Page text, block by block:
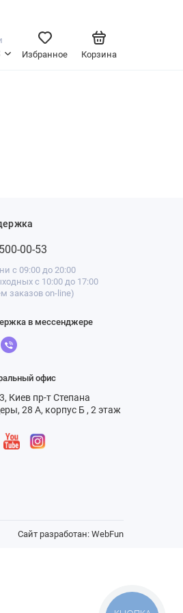
Корзина
Избранное
00-53
с 09:00 до 20:00
с 10:00 до 17:00
заказов on-line)
в мессенджере
офис
Киев пр-т Степана
28 А, корпус Б , 2 этаж
Сайт разработан: WebFun